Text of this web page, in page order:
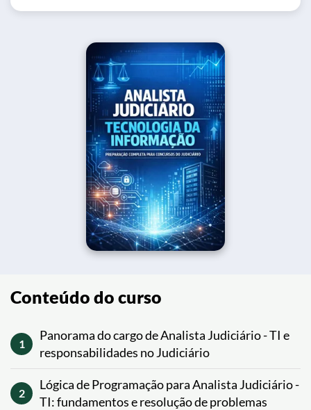
Conteúdo do curso
1
Panorama do cargo de Analista Judiciário - TI e
responsabilidades no Judiciário
2
Lógica de Programação para Analista Judiciário -
TI: fundamentos e resolução de problemas